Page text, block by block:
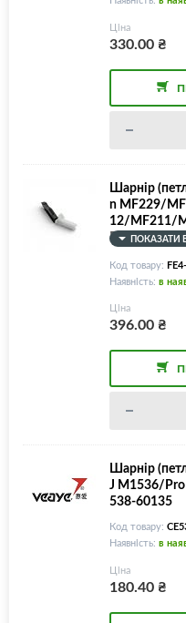
Ціна
330.00₴
Шарнір
n MF229/
12/MF211/
F221/
MF232/
F4430/
F4553/
F4730/
F4870/
2/FE2-K710
ПОКАЗАТИ
Код товару:
Наявність: в
Ціна
396.00₴
Шарнір
J M1536/
538-60135
Код товару:
Наявність: в
Ціна
180.40₴